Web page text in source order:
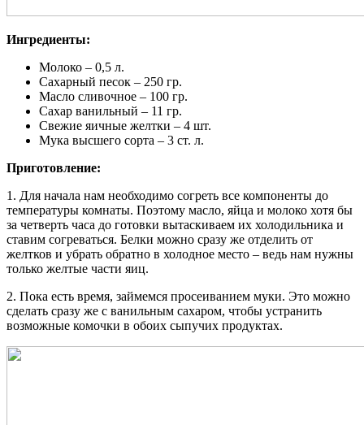
Ингредиенты:
Молоко – 0,5 л.
Сахарный песок – 250 гр.
Масло сливочное – 100 гр.
Сахар ванильный – 11 гр.
Свежие яичные желтки – 4 шт.
Мука высшего сорта – 3 ст. л.
Приготовление:
1. Для начала нам необходимо согреть все компоненты до
температуры комнаты. Поэтому масло, яйца и молоко хотя бы
за четверть часа до готовки вытаскиваем их холодильника и
ставим согреваться. Белки можно сразу же отделить от
желтков и убрать обратно в холодное место – ведь нам нужны
только желтые части яиц.
2. Пока есть время, займемся просеиванием муки. Это можно
сделать сразу же с ванильным сахаром, чтобы устранить
возможные комочки в обоих сыпучих продуктах.